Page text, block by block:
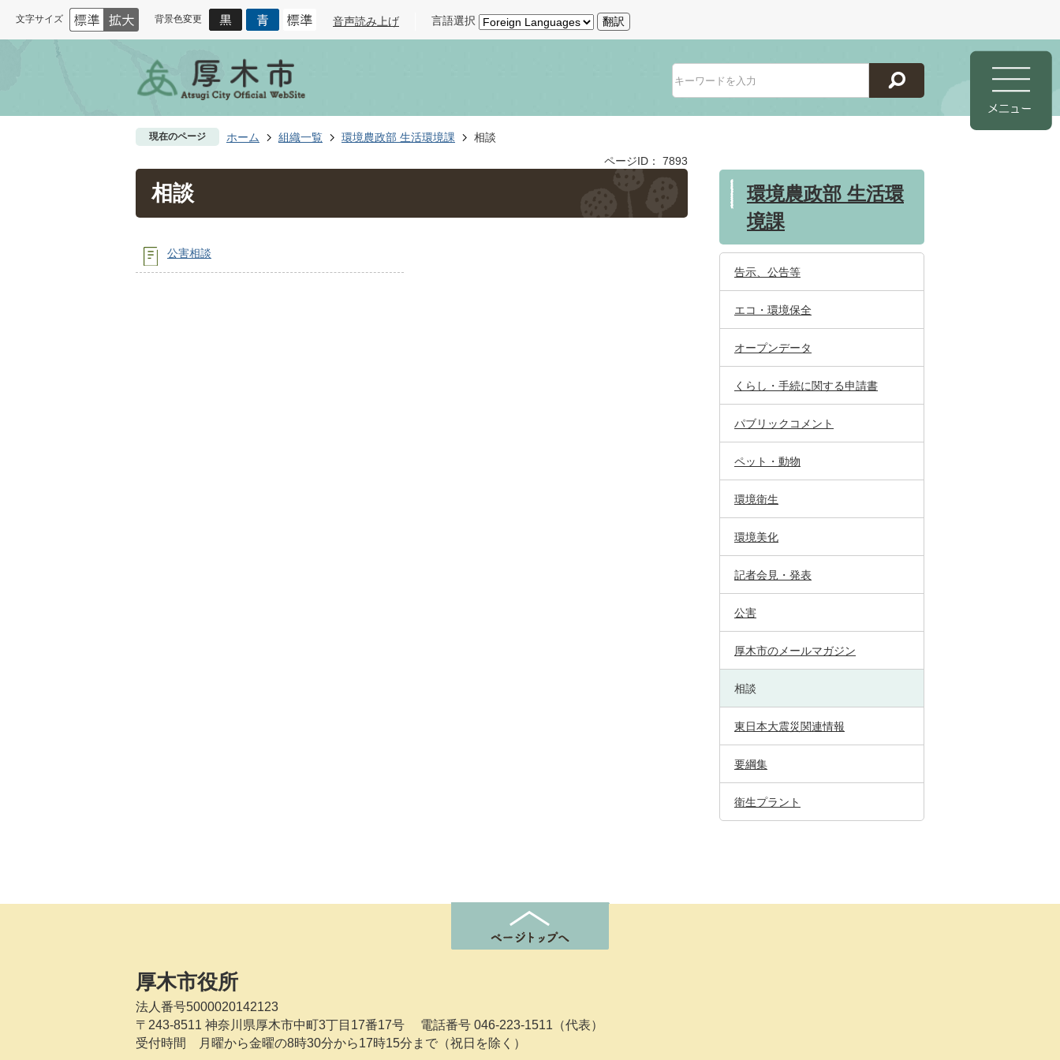
文字サイズ 背景色変更 音声読み上げ 言語選択 翻訳
現在のページ ホーム 組織一覧 環境農政部 生活環境課
相談
ページID：
7893
相談
公害相談
環境農政部 生活環
境課
告示、公告等
エコ・環境保全
オープンデータ
くらし・手続に関する申請書
パブリックコメント
ペット・動物
環境衛生
環境美化
記者会見・発表
公害
厚木市のメールマガジン
相談
東日本大震災関連情報
要綱集
衛生プラント
厚木市役所
法人番号5000020142123
〒243-8511 神奈川県厚木市中町3丁目17番17号
電話番号 046-223-1511（代表）
受付時間 月曜から金曜の8時30分から17時15分まで（祝日を除く）